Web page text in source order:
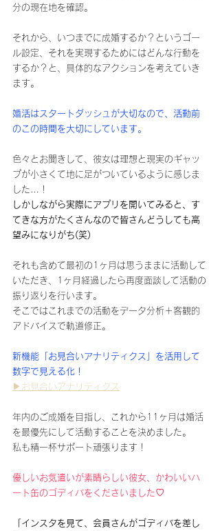
分の現在地を確認。
それから、いつまでに成婚するか？というゴー
ル設定、それを実現するためにはどんな行動を
するか？と、具体的なアクションを考えていき
ます。
婚活はスタートダッシュが大切なので、活動前
のこの時間を大切にしています。
色々とお聞きして、彼女は理想と現実のギャッ
プが小さくて地に足がついているように感じま
した…！
しかしながら実際にアプリを開いてみると、す
てきな方がたくさんなので皆さんどうしても高
望みになりがち(笑)
それも含めて最初の1ヶ月は思うままに活動して
いただき、1ヶ月経過したら再度面談して活動の
振り返りを行います。
そこではこれまでの活動をデータ分析＋客観的
アドバイスで軌道修正。
新機能「お見合いアナリティクス」を活用して
数字で見える化！
▶お見合いアナリティクス
年内のご成婚を目指し、これから11ヶ月は婚活
を最優先にして活動することを決めました。
私も精一杯サポート頑張ります！
優しいお気遣いが素晴らしい彼女、かわいいハ
ート缶のゴディバをくださいました♡
「インスタを見て、会員さんがゴディバを差し